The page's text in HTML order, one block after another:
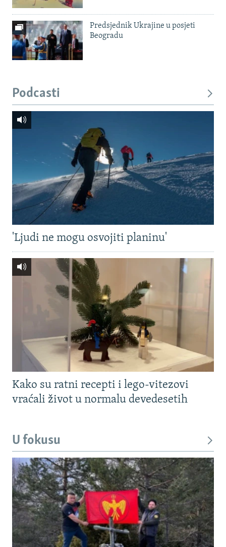
Predsjednik Ukrajine u posjeti
Beogradu
Podcasti
'Ljudi ne mogu osvojiti planinu'
Kako su ratni recepti i lego-vitezovi
vraćali život u normalu devedesetih
U fokusu